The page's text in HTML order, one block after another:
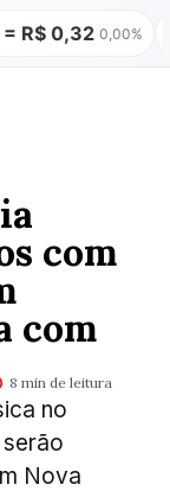
₿R$ 350.362
com
com
8 min de leitura
no
Nova